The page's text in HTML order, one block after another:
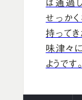
は通過
せっか
持って
味津々
ようで